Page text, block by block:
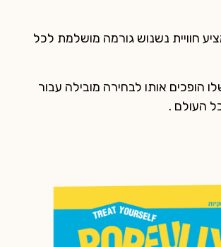
חוויית נשנוש גורמה מושלמת לכל
הופכים אותו לבחירה מובילה עבור
העולם .